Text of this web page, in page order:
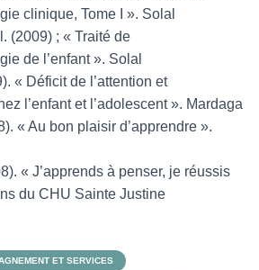
clinique, Tome I ». Solal
(2009) ; « Traité de
de l’enfant ». Solal
« Déficit de l’attention et
l’enfant et l’adolescent ». Mardaga
« Au bon plaisir d’apprendre ».
« J’apprends à penser, je réussis
du CHU Sainte Justine
ET SERVICES